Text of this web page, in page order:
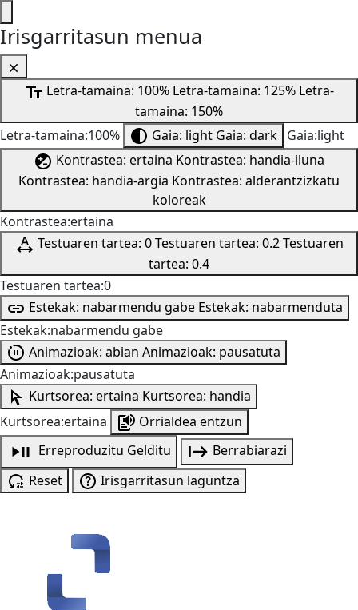
Irisgarritasun menua
Letra-tamaina: 100% Letra-tamaina: 125% Letra-
tamaina: 150%
Letra-tamaina:100%
Gaia: light Gaia: dark Gaia:light
Kontrastea: ertaina Kontrastea: handia-iluna
Kontrastea: handia-argia Kontrastea: alderantzizkatu
koloreak
Kontrastea:ertaina
Testuaren tartea: 0 Testuaren tartea: 0.2 Testuaren
tartea: 0.4
Testuaren tartea:0
Estekak: nabarmendu gabe Estekak: nabarmenduta
Estekak:nabarmendu gabe
Animazioak: abian Animazioak: pausatuta
Animazioak:pausatuta
Kurtsorea: ertaina Kurtsorea: handia
Kurtsorea:ertaina
Orrialdea entzun
Erreproduzitu Gelditu
Berrabiarazi
Reset
Irisgarritasun laguntza